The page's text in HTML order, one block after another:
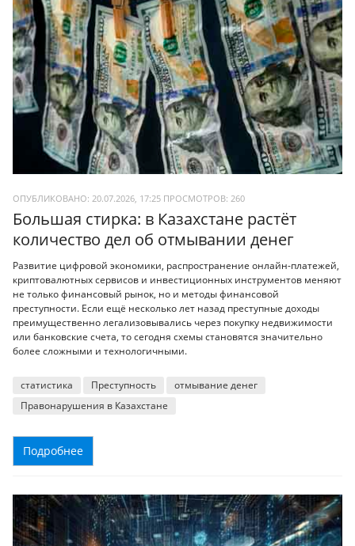
ОПУБЛИКОВАНО: 20.07.2026, 17:25 ПРОСМОТРОВ: 260
Большая стирка: в Казахстане растёт
количество дел об отмывании денег
Развитие цифровой экономики, распространение онлайн-платежей,
криптовалютных сервисов и инвестиционных инструментов меняют
не только финансовый рынок, но и методы финансовой
преступности. Если ещё несколько лет назад преступные доходы
преимущественно легализовывались через покупку недвижимости
или банковские счета, то сегодня схемы становятся значительно
более сложными и технологичными.
статистика Преступность
отмывание денег
Правонарушения в Казахстане
Подробнее